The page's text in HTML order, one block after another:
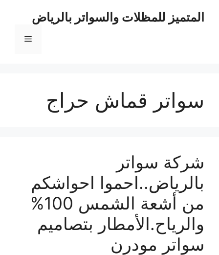
المتميز للمظلات والسواتر بالرياض
القائمة
سواتر قماش حراج
شركة سواتر
بالرياض..احموا احواشكم
من أشعة الشمس 100%
والرياح.الأمطار بتصاميم
سواتر مودرن